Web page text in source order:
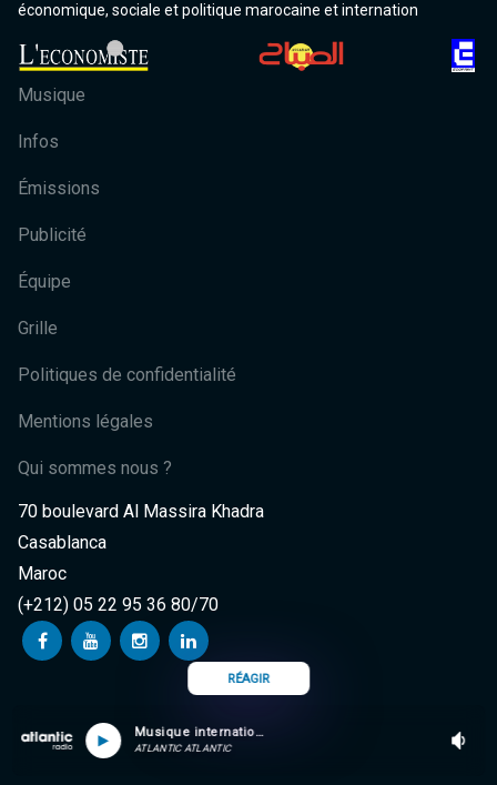
Musique internationale
ATLANTIC ATLANTIC
RÉAGIR
économique, sociale et politique marocaine et internation
Musique
Infos
Émissions
Publicité
Équipe
Grille
Politiques de confidentialité
Mentions légales
Qui sommes nous ?
70 boulevard Al Massira Khadra
Casablanca
Maroc
(+212) 05 22 95 36 80/70